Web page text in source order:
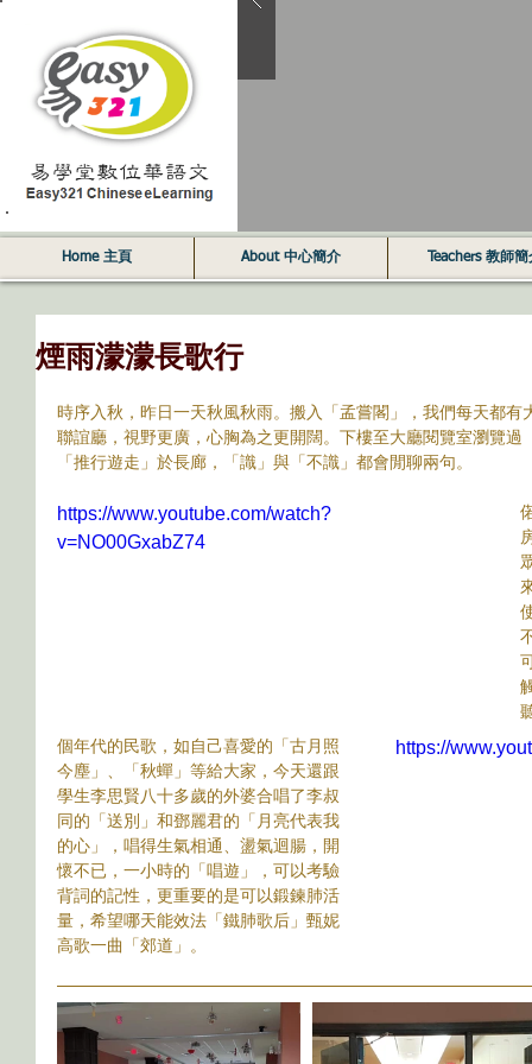
Home 主頁 About 中心簡介 Teachers 教師簡
煙雨濛濛長歌行
時序入秋，昨日一天秋風秋雨。搬入「孟嘗閣」，我們每天都
聯誼廳，視野更廣，心胸為之更開闊。下樓至大廳閱覽室瀏覽過
「推行遊走」於長廊，「識」與「不識」都會閒聊兩句。
https://www.youtube.com/watch?
v=NO00GxabZ74
https://
個年代的民歌，如自己喜愛的「古月照
今塵」、「秋蟬」等給大家，今天還跟
學生李思賢八十多歲的外婆合唱了李叔
同的「送別」和鄧麗君的「月亮代表我
的心」，唱得生氣相通、盪氣迴腸，開
懷不已，一小時的「唱遊」，可以考驗
背詞的記性，更重要的是可以鍛鍊肺活
量，希望哪天能效法「鐵肺歌后」甄妮
高歌一曲「郊道」。